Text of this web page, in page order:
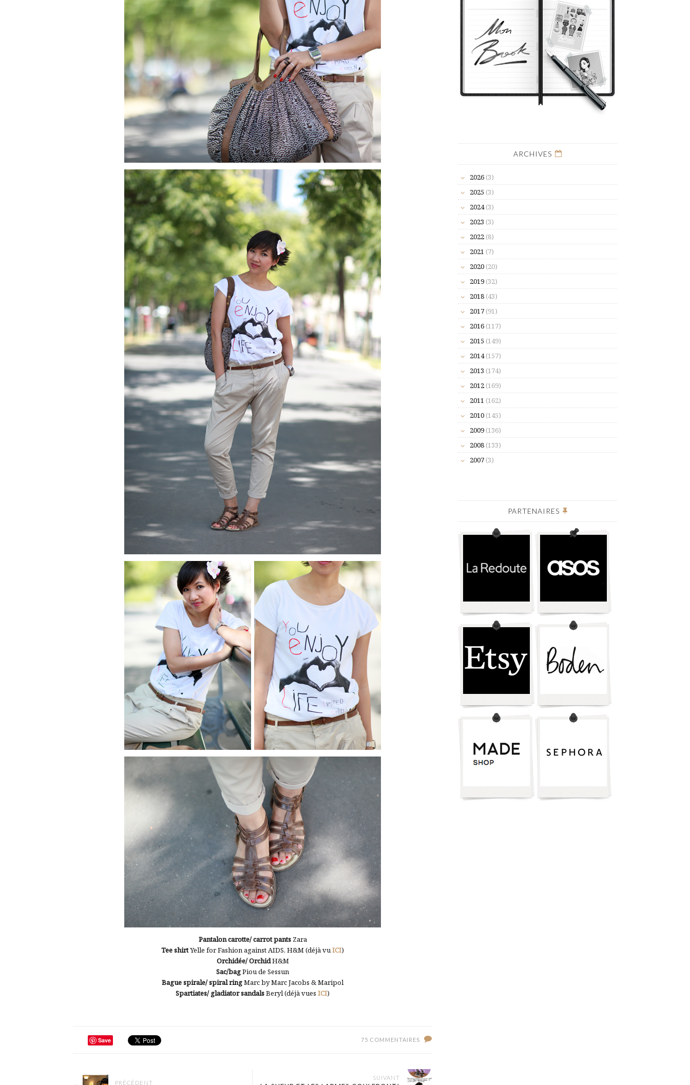
Pantalon carotte/ carrot pantsZara
Tee shirtYelle for Fashion against AIDS, H&M (déjà vu ICI)
Orchidée/ OrchidH&M
Sac/bagPiou de Sessun
Bague spirale/ spiral ringMarc by Marc Jacobs & Maripol
Spartiates/ gladiator sandalsBeryl (déjà vues ICI)
Save 75 COMMENTAIRES
PRÉCÉDENT
SUIVANT
ARCHIVES
2026 (3)
2025 (3)
2024(3)
2023 (3)
2022 (8)
2021 (7)
2020 (20)
2019 (32)
2018 (43)
2017 (91)
2016 (117)
2015 (149)
2014(157)
2013 (174)
2012 (169)
2011 (162)
2010 (145)
2009 (136)
2008 (133)
2007 (3)
PARTENAIRES